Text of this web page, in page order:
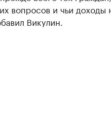
вопросов и чьи доходы
Викулин.​